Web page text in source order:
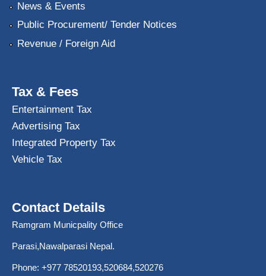
News & Events
Public Procurement/ Tender Notices
Revenue / Foreign Aid
Tax & Fees
Entertainment Tax
Advertising Tax
Integrated Property Tax
Vehicle Tax
Contact Details
Ramgram Municpality Office
Parasi,Nawalparasi Nepal.
Phone: +977 78520193,520684,520276